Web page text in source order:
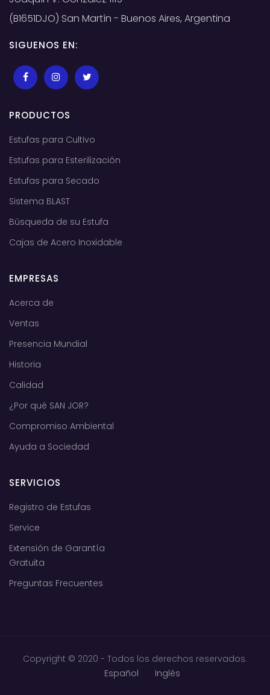
(B1651DJO) San Martín - Buenos Aires, Argentina
SIGUENOS EN:
PRODUCTOS
Estufas para Cultivo
Estufas para Esterilización
Estufas para Secado
Sistema BLAST
Búsqueda de su Estufa
Cajas de Acero Inoxidable
EMPRESAS
Acerca de
Ventas
Presencia Mundial
Historia
Calidad
¿Por qué SAN JOR?
Compromiso Ambiental
Ayuda a Sociedad
SERVICIOS
Registro de Estufas
Service
Extensión de Garantía
Gratuita
Preguntas Frecuentes
Copyright © 2020 - Todos los derechos reservados.
Español
Inglés